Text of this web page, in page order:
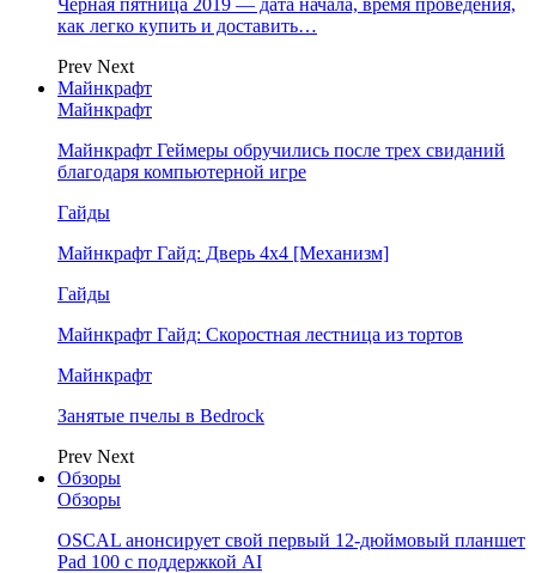
Черная пятница 2019 — дата начала, время проведения,
как легко купить и доставить…
Prev Next
Майнкрафт
Майнкрафт
Майнкрафт Геймеры обручились после трех свиданий
благодаря компьютерной игре
Гайды
Майнкрафт Гайд: Дверь 4х4 [Механизм]
Гайды
Майнкрафт Гайд: Скоростная лестница из тортов
Майнкрафт
Занятые пчелы в Bedrock
Prev Next
Обзоры
Обзоры
OSCAL анонсирует свой первый 12-дюймовый планшет
Pad 100 с поддержкой AI